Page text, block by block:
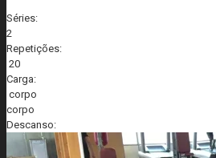
Séries:
2
Repetições:
20
Carga:
corpo
corpo
Descanso: